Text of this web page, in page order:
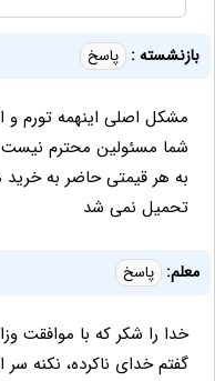
بازنشسته : پاسخ
مشکل اصلی اینهمه تورم و
شما مسئولین محترم نیست
به هر قیمتی حاضر به خرید
تحمیل نمی شد
معلم: پاسخ
خدا را شکر که با موافقت
گفتم خدای ناکرده، نکنه سر